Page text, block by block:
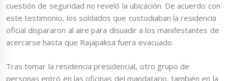
cuestión de seguridad no reveló la ubicación. De acuerdo con
este testimonio, los soldados que custodiaban la residencia
oficial dispararon al aire para disuadir a los manifestantes de
acercarse hasta que Rajapaksa fuera evacuado.
Tras tomar la residencia presidencial, otro grupo de
personas entró en las oficinas del mandatario, también en la